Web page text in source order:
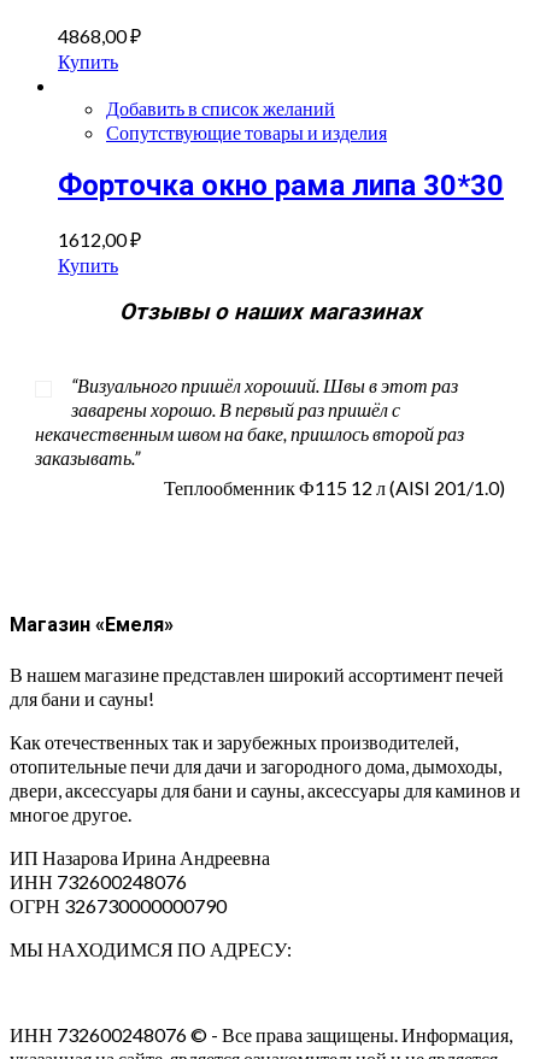
4868,00₽
Купить
Добавить в список желаний
Сопутствующие товары и изделия
Форточка окно рама липа 30*30
1612,00₽
Купить
Отзывы о наших магазинах
“Визуального пришёл хороший. Швы в этот раз
заварены хорошо. В первый раз пришёл с
некачественным швом на баке, пришлось второй раз
заказывать.”
Теплообменник Ф115 12 л (AISI 201/1.0)
Магазин «Емеля»
В нашем магазине представлен широкий ассортимент печей
для бани и сауны!
Как отечественных так и зарубежных производителей,
отопительные печи для дачи и загородного дома, дымоходы,
двери, аксессуары для бани и сауны, аксессуары для каминов и
многое другое.
ИП Назарова Ирина Андреевна⁠
ИНН 732600248076
ОГРН 326730000000790
МЫ НАХОДИМСЯ ПО АДРЕСУ:
ИНН 732600248076 © - Все права защищены. Информация,